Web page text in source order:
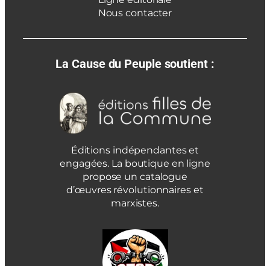
Nous contacter
La Cause du Peuple soutient :
Éditions indépendantes et
engagées. La boutique en ligne
propose un catalogue
d’œuvres révolutionnaires et
marxistes.